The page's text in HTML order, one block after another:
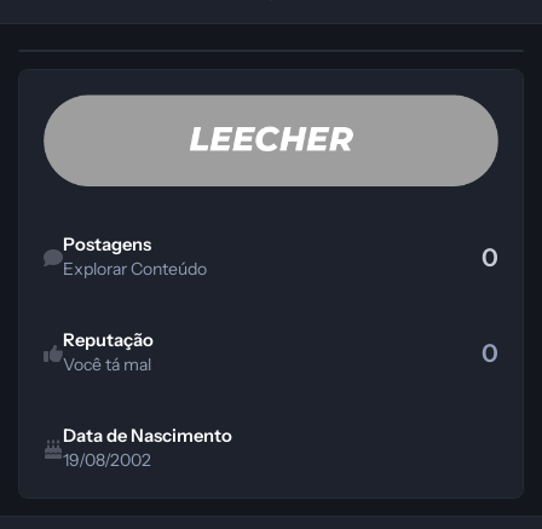
Postagens
Explorar Conteúdo
0
Reputação
Você tá mal
0
Data de Nascimento
19/08/2002